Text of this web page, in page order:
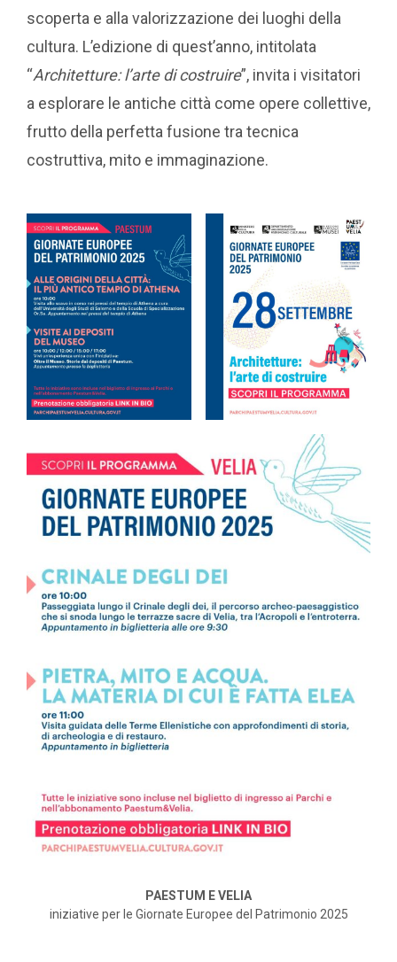
scoperta e alla valorizzazione dei luoghi della
cultura. L’edizione di quest’anno, intitolata
“Architetture: l’arte di costruire”, invita i visitatori
a esplorare le antiche città come opere collettive,
frutto della perfetta fusione tra tecnica
costruttiva, mito e immaginazione.
PAESTUM E VELIA
iniziative per le Giornate Europee del Patrimonio 2025